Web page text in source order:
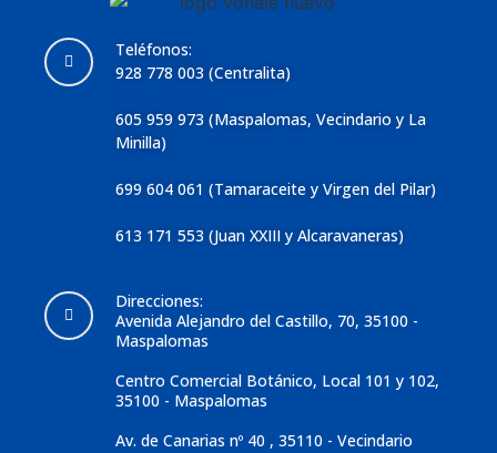
Teléfonos:
928 778 003 (Centralita)
605 959 973 (Maspalomas, Vecindario y La
Minilla)
699 604 061 (Tamaraceite y Virgen del Pilar)
613 171 553 (Juan XXIII y Alcaravaneras)
Direcciones:
Avenida Alejandro del Castillo, 70, 35100 -
Maspalomas
Centro Comercial Botánico, Local 101 y 102,
35100 - Maspalomas
Av. de Canarias nº 40 , 35110 - Vecindario